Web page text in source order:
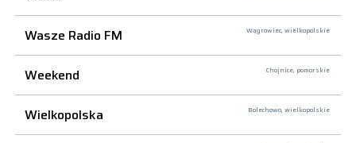
Wasze Radio FM Wągrowiec, wielkopolskie
Weekend Chojnice, pomorskie
Wielkopolska Bolechowo, wielkopolskie